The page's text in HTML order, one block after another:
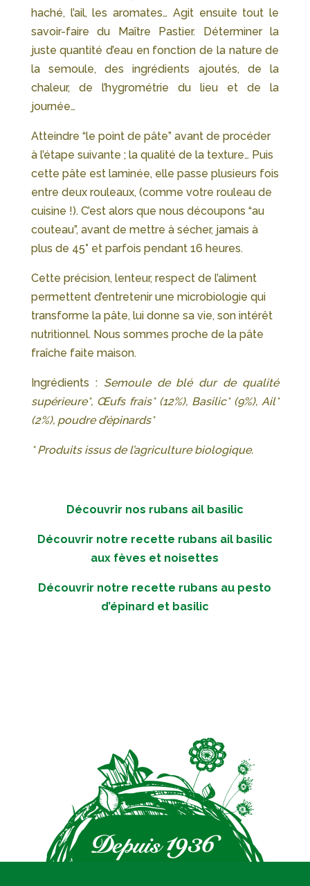
haché, l’ail, les aromates… Agit ensuite tout le
savoir-faire du Maître Pastier. Déterminer la
juste quantité d’eau en fonction de la nature de
la semoule, des ingrédients ajoutés, de la
chaleur, de l’hygrométrie du lieu et de la
journée…
Atteindre “le point de pâte” avant de procéder
à l’étape suivante ; la qualité de la texture… Puis
cette pâte est laminée, elle passe plusieurs fois
entre deux rouleaux, (comme votre rouleau de
cuisine !). C’est alors que nous découpons “au
couteau”, avant de mettre à sécher, jamais à
plus de 45° et parfois pendant 16 heures.
Cette précision, lenteur, respect de l’aliment
permettent d’entretenir une microbiologie qui
transforme la pâte, lui donne sa vie, son intérêt
nutritionnel. Nous sommes proche de la pâte
fraîche faite maison.
Ingrédients : Semoule de blé dur de qualité
supérieure*, Œufs frais* (12%), Basilic* (9%), Ail*
(2%), poudre d’épinards*
* Produits issus de l’agriculture biologique.
Découvrir nos rubans ail basilic
Découvrir notre recette rubans ail basilic
aux fèves et noisettes
Découvrir notre recette rubans au pesto
d’épinard et basilic